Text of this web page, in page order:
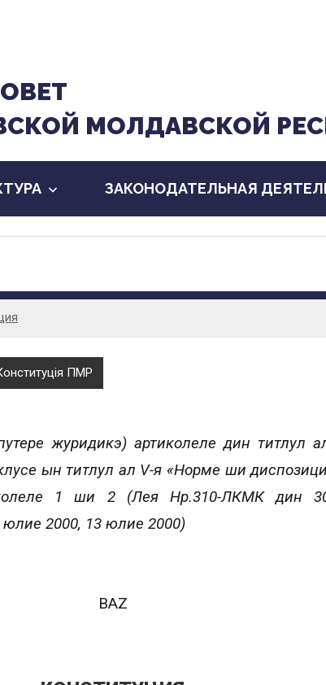
МОЛДАВСКОЙ
ЗАКОНОДАТЕЛЬНАЯ
ПМР
журидикэ) артиколеле дин титлул
ын титлул ал V-я «Норме ши
1 ши 2 (Леӂя Нр.310-ЛКМК дин
2000, 13 юлие 2000)
BAZ